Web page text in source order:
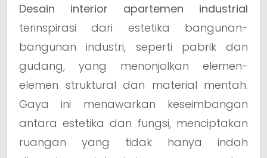
Desain interior apartemen industrial
terinspirasi dari estetika bangunan-
bangunan industri, seperti pabrik dan
gudang, yang menonjolkan elemen-
elemen struktural dan material mentah.
Gaya ini menawarkan keseimbangan
antara estetika dan fungsi, menciptakan
ruangan yang tidak hanya indah